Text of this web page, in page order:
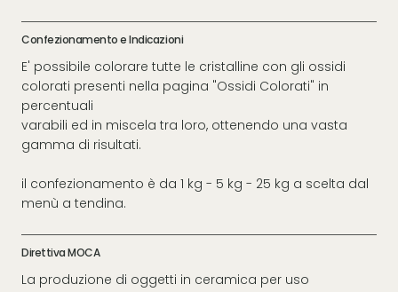
Confezionamento e Indicazioni
E' possibile colorare tutte le cristalline con gli ossidi
colorati presenti nella pagina "Ossidi Colorati" in
percentuali
varabili ed in miscela tra loro, ottenendo una vasta
gamma di risultati.
il confezionamento è da 1 kg - 5 kg - 25 kg a scelta dal
menù a tendina.
Direttiva MOCA
La produzione di oggetti in ceramica per uso